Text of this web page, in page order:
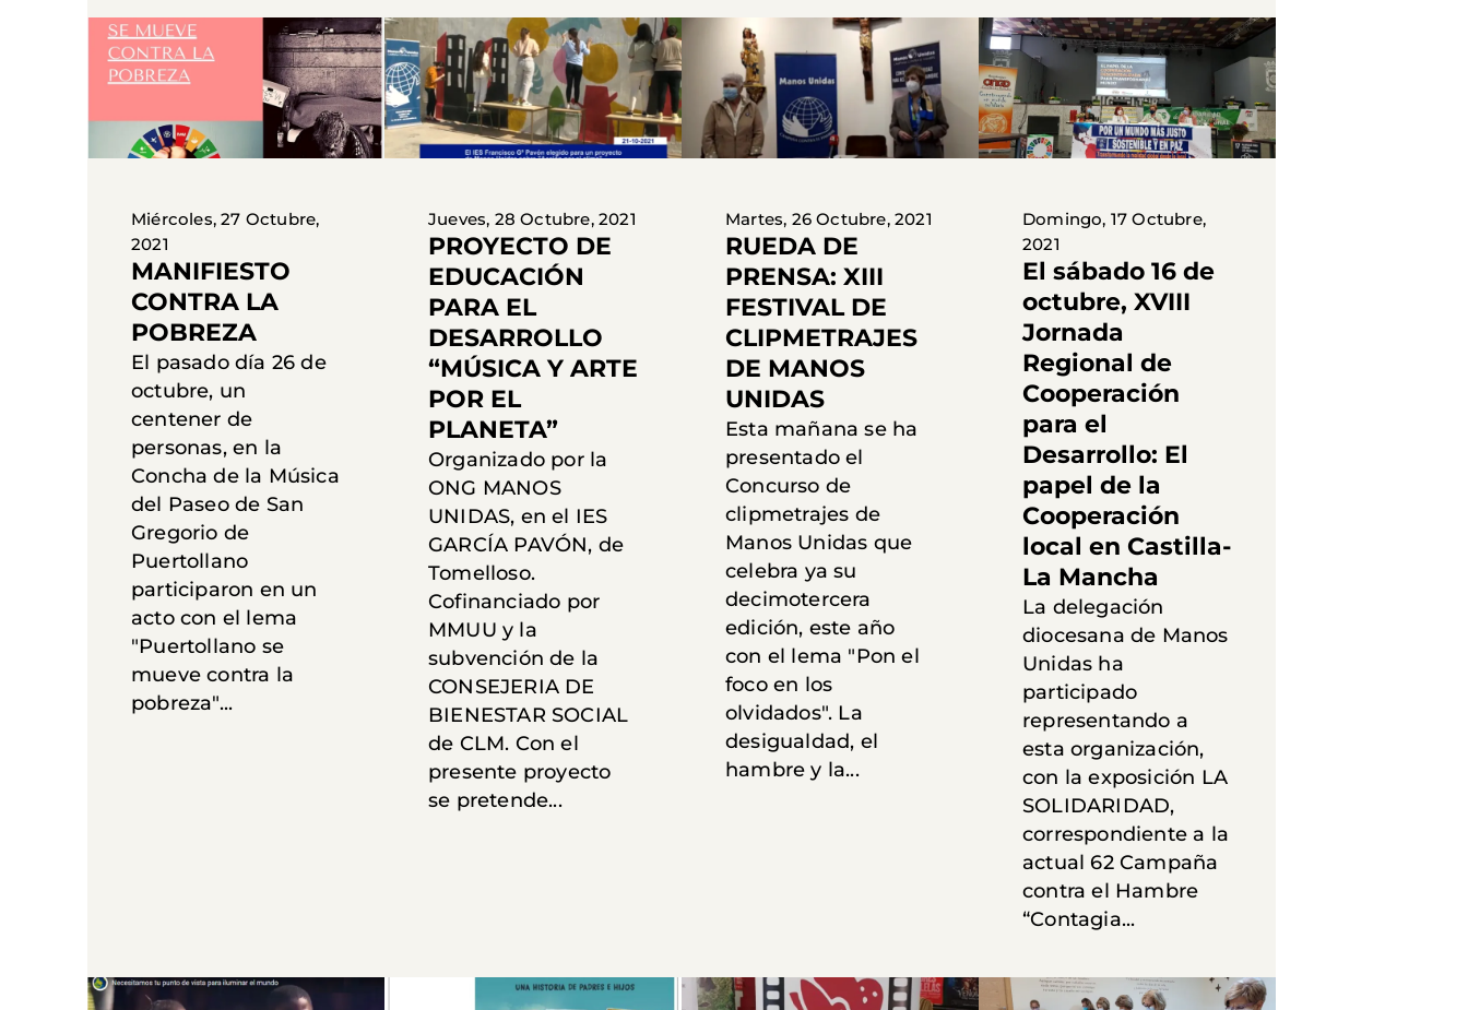
Miércoles, 27 Octubre,
2021
MANIFIESTO
CONTRA LA
POBREZA
El pasado día 26 de
octubre, un
centener de
personas, en la
Concha de la Música
del Paseo de San
Gregorio de
Puertollano
participaron en un
acto con el lema
"Puertollano se
mueve contra la
pobreza"...
Jueves, 28 Octubre, 2021
PROYECTO DE
EDUCACIÓN
PARA EL
DESARROLLO
“MÚSICA Y ARTE
POR EL
PLANETA”
Organizado por la
ONG MANOS
UNIDAS, en el IES
GARCÍA PAVÓN, de
Tomelloso.
Cofinanciado por
MMUU y la
subvención de la
CONSEJERIA DE
BIENESTAR SOCIAL
de CLM. Con el
presente proyecto
se pretende...
Martes, 26 Octubre, 2021
RUEDA DE
PRENSA: XIII
FESTIVAL DE
CLIPMETRAJES
DE MANOS
UNIDAS
Esta mañana se ha
presentado el
Concurso de
clipmetrajes de
Manos Unidas que
celebra ya su
decimotercera
edición, este año
con el lema "Pon el
foco en los
olvidados". La
desigualdad, el
hambre y la...
Domingo, 17 Octubre,
2021
El sábado 16 de
octubre, XVIII
Jornada
Regional de
Cooperación
para el
Desarrollo: El
papel de la
Cooperación
local en Castilla-
La Mancha
La delegación
diocesana de Manos
Unidas ha
participado
representando a
esta organización,
con la exposición LA
SOLIDARIDAD,
correspondiente a la
actual 62 Campaña
contra el Hambre
“Contagia...